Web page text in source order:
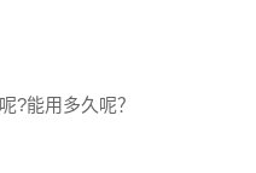
?能用多久呢？